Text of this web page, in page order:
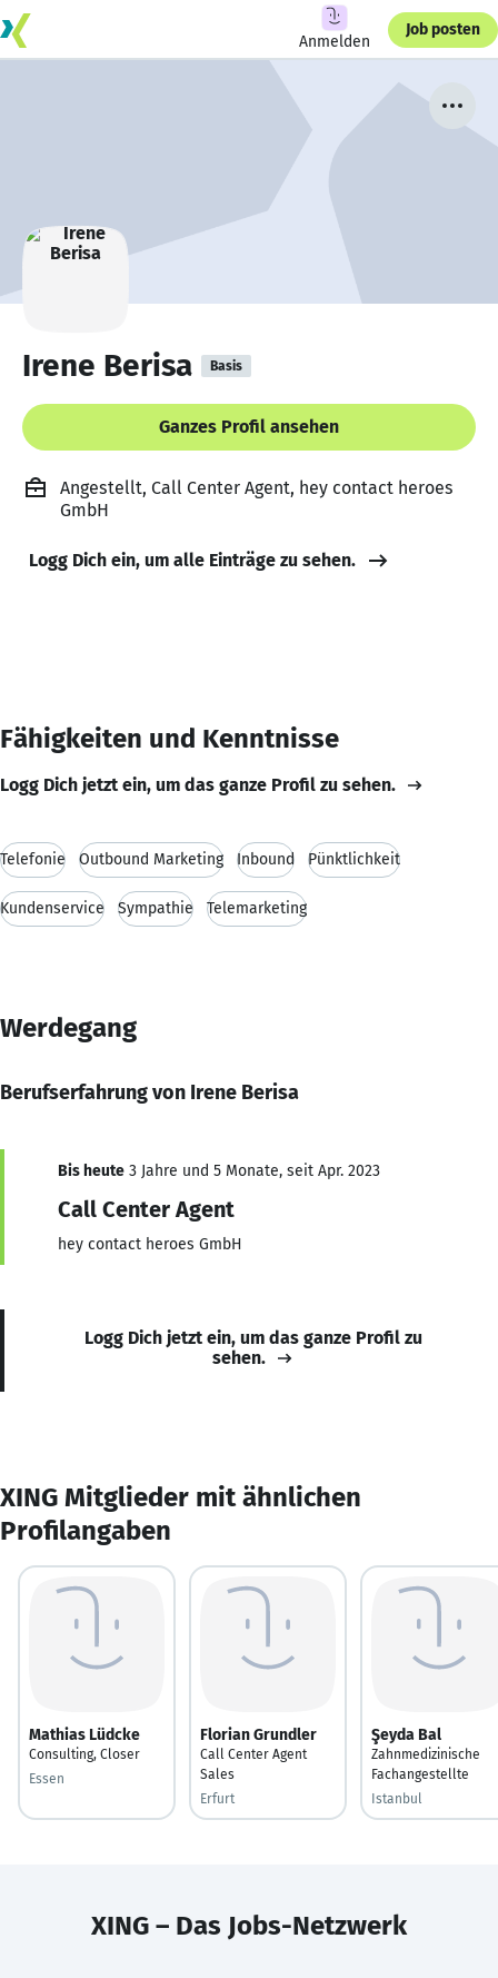
Anmelden
Job posten
Irene Berisa Basis
Ganzes Profil ansehen
Angestellt, Call Center Agent, hey contact heroes
GmbH
Logg Dich ein, um alle Einträge zu sehen.
Fähigkeiten und Kenntnisse
Logg Dich jetzt ein, um das ganze Profil zu sehen.
Telefonie Outbound Marketing Inbound Pünktlichkeit
Kundenservice Sympathie Telemarketing
Werdegang
Berufserfahrung von Irene Berisa
Bis heute 3 Jahre und 5 Monate, seit Apr. 2023
Call Center Agent
hey contact heroes GmbH
Logg Dich jetzt ein, um das ganze Profil zu
sehen.
XING Mitglieder mit ähnlichen
Profilangaben
Mathias Lüdcke
Consulting, Closer
Essen
Florian Grundler
Call Center Agent
Sales
Erfurt
Şeyda Bal
Zahnmedizinische
Fachangestellte
Istanbul
XING – Das Jobs-Netzwerk